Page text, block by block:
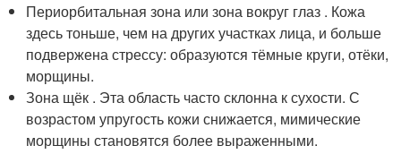
Периорбитальная зона или зона вокруг глаз . Кожа
здесь тоньше, чем на других участках лица, и больше
подвержена стрессу: образуются тёмные круги, отёки,
морщины.
Зона щёк . Эта область часто склонна к сухости. С
возрастом упругость кожи снижается, мимические
морщины становятся более выраженными.